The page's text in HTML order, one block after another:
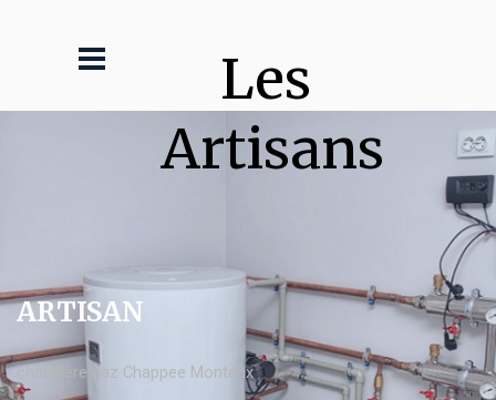
Les
Artisans
ARTISAN
chaudière gaz Chappee Monteux